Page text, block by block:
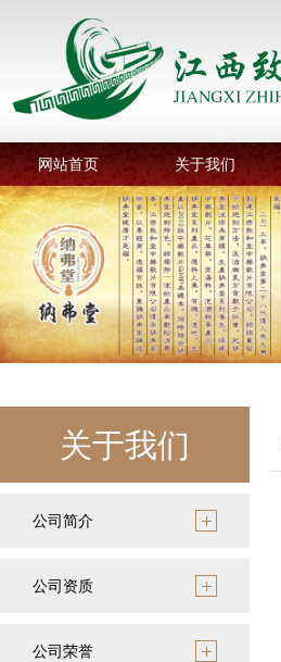
网站首页 关于我们
关于我们
公司简介
公司资质
公司荣誉